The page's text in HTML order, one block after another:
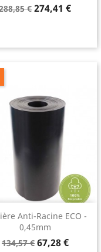
€Prix
274,41 €
Anti-Racine ECO -
0,45mm
Prix
134,57 € Prix
67,28 €